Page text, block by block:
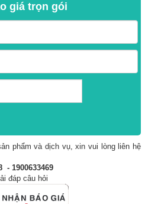
giá trọn gói
phẩm và dịch vụ, xin vui lòng liên hệ
- 1900633469
đáp câu hỏi